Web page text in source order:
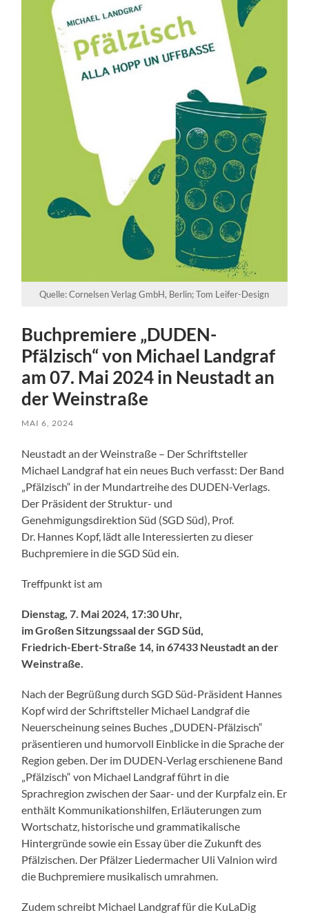
Quelle: Cornelsen Verlag GmbH, Berlin; Tom Leifer-Design
Buchpremiere „DUDEN-
Pfälzisch“ von Michael Landgraf
am 07. Mai 2024 in Neustadt an
der Weinstraße
MAI 6, 2024
Neustadt an der Weinstraße – Der Schriftsteller
Michael Landgraf hat ein neues Buch verfasst: Der Band
„Pfälzisch“ in der Mundartreihe des DUDEN-Verlags.
Der Präsident der Struktur- und
Genehmigungsdirektion Süd (SGD Süd), Prof.
Dr. Hannes Kopf, lädt alle Interessierten zu dieser
Buchpremiere in die SGD Süd ein.
Treffpunkt ist am
Dienstag, 7. Mai 2024, 17:30 Uhr,
im Großen Sitzungssaal der SGD Süd,
Friedrich-Ebert-Straße 14, in 67433 Neustadt an der
Weinstraße.
Nach der Begrüßung durch SGD Süd-Präsident Hannes
Kopf wird der Schriftsteller Michael Landgraf die
Neuerscheinung seines Buches „DUDEN-Pfälzisch“
präsentieren und humorvoll Einblicke in die Sprache der
Region geben. Der im DUDEN-Verlag erschienene Band
„Pfälzisch“ von Michael Landgraf führt in die
Sprachregion zwischen der Saar- und der Kurpfalz ein. Er
enthält Kommunikationshilfen, Erläuterungen zum
Wortschatz, historische und grammatikalische
Hintergründe sowie ein Essay über die Zukunft des
Pfälzischen. Der Pfälzer Liedermacher Uli Valnion wird
die Buchpremiere musikalisch umrahmen.
Zudem schreibt Michael Landgraf für die KuLaDig